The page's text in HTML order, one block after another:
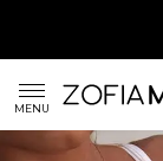
MENU
SUKIENKI